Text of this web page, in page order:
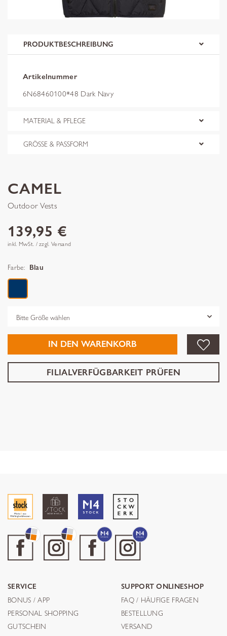
PRODUKTBESCHREIBUNG
Artikelnummer
6N68460100*48 Dark Navy
MATERIAL & PFLEGE
GRÖSSE & PASSFORM
CAMEL
Outdoor Vests
139,95 €
inkl. MwSt. / zzgl. Versand
Farbe: Blau
IN DEN WARENKORB
FILIALVERFÜGBARKEIT PRÜFEN
SERVICE
BONUS / APP
PERSONAL SHOPPING
GUTSCHEIN
SUPPORT ONLINESHOP
FAQ / HÄUFIGE FRAGEN
BESTELLUNG
VERSAND